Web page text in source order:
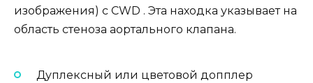
изображения) с CWD . Эта находка указывает на
область стеноза аортального клапана.
Дуплексный или цветовой допплер